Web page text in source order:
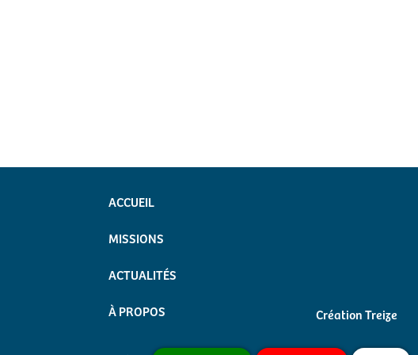
ACCUEIL
MISSIONS
ACTUALITÉS
À PROPOS
CONTACT
Création Treize
Mentions légales